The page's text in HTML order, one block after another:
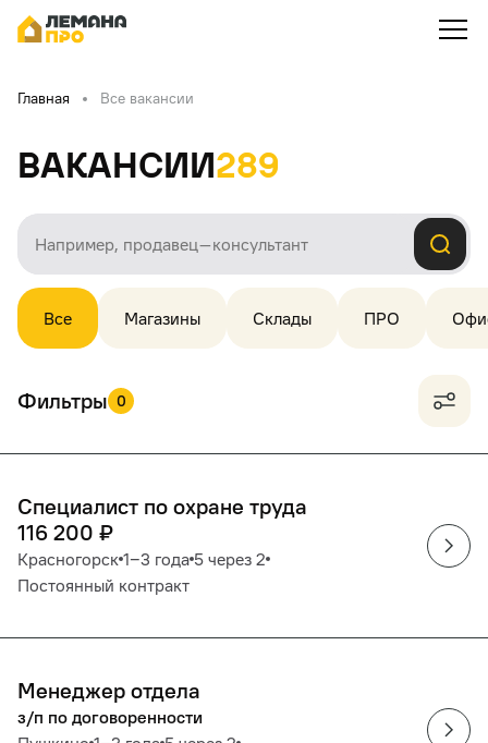
Главная Все вакансии
Вакансии289
Все Магазины Склады ПРО
Фильтры 0
Специалист по охране труда
116 200 ₽
Красногорск 1‒3 года 5 через 2
Постоянный контракт
Менеджер отдела
з/п по договоренности